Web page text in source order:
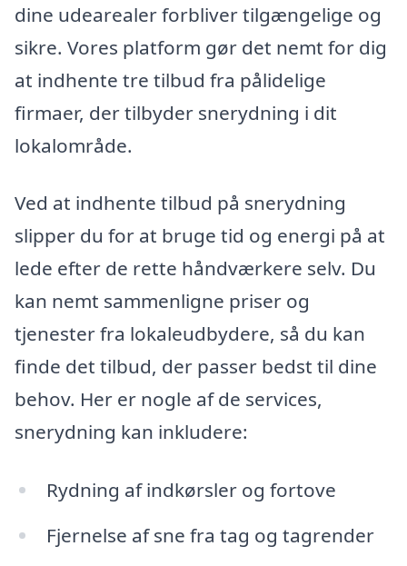
dine udearealer forbliver tilgængelige og
sikre. Vores platform gør det nemt for dig
at indhente tre tilbud fra pålidelige
firmaer, der tilbyder snerydning i dit
lokalområde.
Ved at indhente tilbud på snerydning
slipper du for at bruge tid og energi på at
lede efter de rette håndværkere selv. Du
kan nemt sammenligne priser og
tjenester fra lokaleudbydere, så du kan
finde det tilbud, der passer bedst til dine
behov. Her er nogle af de services,
snerydning kan inkludere:
Rydning af indkørsler og fortove
Fjernelse af sne fra tag og tagrender